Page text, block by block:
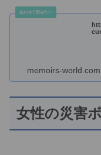
memoirs-world.com
女性の災害